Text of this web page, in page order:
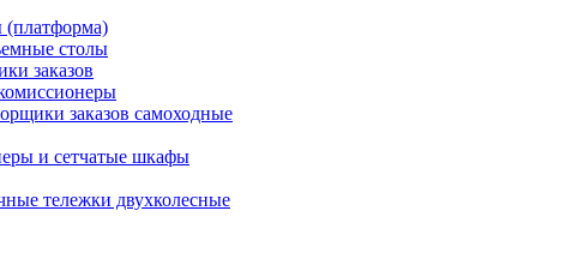
столы
заказов
заказов самоходные
и сетчатые шкафы
тележки двухколесные